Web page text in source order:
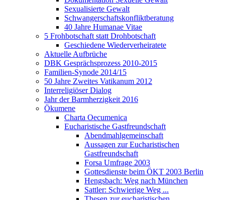
Sexualisierte Gewalt
Schwangerschaftskonfliktberatung
40 Jahre Humanae Vitae
5 Frohbotschaft statt Drohbotschaft
Geschiedene Wiederverheiratete
Aktuelle Aufbrüche
DBK Gesprächsprozess 2010-2015
Familien-Synode 2014/15
50 Jahre Zweites Vatikanum 2012
Interreligiöser Dialog
Jahr der Barmherzigkeit 2016
Ökumene
Charta Oecumenica
Eucharistische Gastfreundschaft
Abendmahlgemeinschaft
Aussagen zur Eucharistischen
Gastfreundschaft
Forsa Umfrage 2003
Gottesdienste beim ÖKT 2003 Berlin
Hengsbach: Weg nach München
Sattler: Schwierige Weg ...